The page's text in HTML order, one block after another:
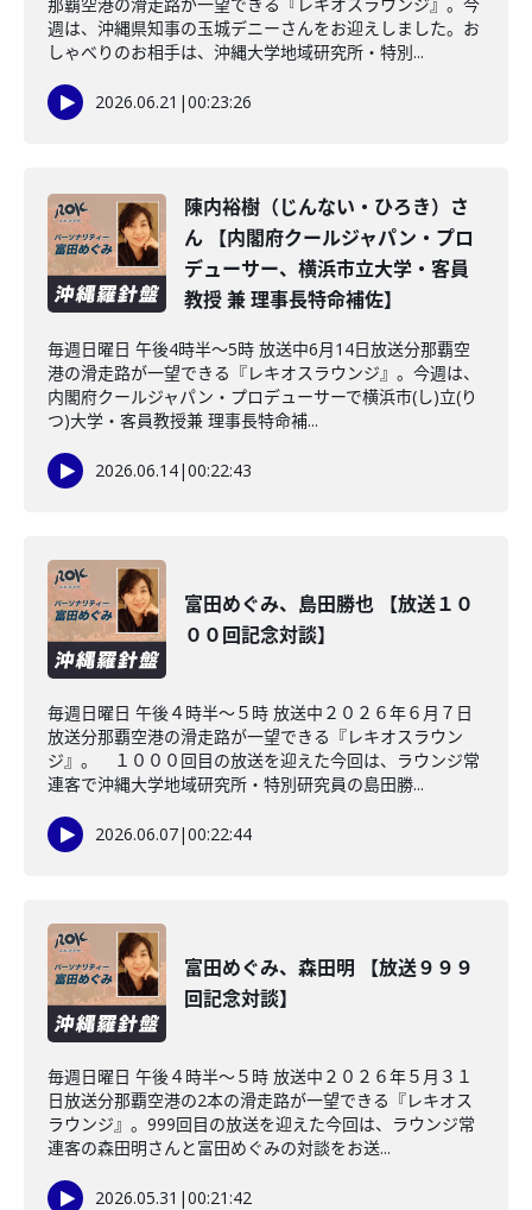
週は、沖縄県知事の玉城デニーさんをお迎えしました。お
しゃべりのお相手は、沖縄大学地域研究所・特別...
2026.06.21 |00:23:26
陳内裕樹（じんない・ひろき）さ
ん 【内閣府クールジャパン・プロ
デューサー、横浜市立大学・客員
教授 兼 理事長特命補佐】
毎週日曜日 午後4時半～5時 放送中6月14日放送分那覇空
港の滑走路が一望できる『レキオスラウンジ』。今週は、
内閣府クールジャパン・プロデューサーで横浜市(し)立(り
つ)大学・客員教授兼 理事長特命補...
2026.06.14|00:22:43
富田めぐみ、島田勝也 【放送１０
００回記念対談】
毎週日曜日 午後４時半～５時 放送中２０２６年６月７日
放送分那覇空港の滑走路が一望できる『レキオスラウン
ジ』。 １０００回目の放送を迎えた今回は、ラウンジ常
連客で沖縄大学地域研究所・特別研究員の島田勝...
2026.06.07|00:22:44
富田めぐみ、森田明 【放送９９９
回記念対談】
毎週日曜日 午後４時半～５時 放送中２０２６年５月３１
日放送分那覇空港の2本の滑走路が一望できる『レキオス
ラウンジ』。999回目の放送を迎えた今回は、ラウンジ常
連客の森田明さんと富田めぐみの対談をお送...
2026.05.31 |00:21:42